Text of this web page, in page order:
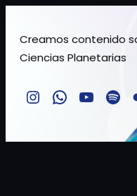
contenido
Creamos contenido
Ciencias Planetarias
Instagram
Comunidad TMSchile